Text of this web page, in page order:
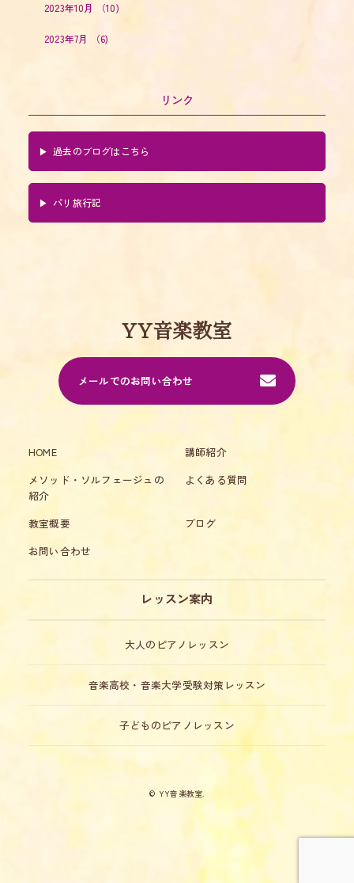
2023年10月 （10)
2023年7月 （6)
リンク
過去のブログはこちら
パリ旅行記
YY音楽教室
メールでのお問い合わせ
HOME
講師紹介
メソッド・ソルフェージュの
紹介
よくある質問
教室概要
ブログ
お問い合わせ
レッスン案内
大人のピアノレッスン
音楽高校・音楽大学受験対策レッスン
子どものピアノレッスン
© YY音楽教室.